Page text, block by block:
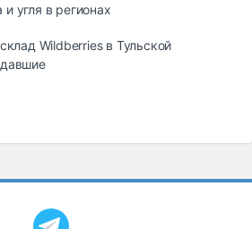
угля в регионах
Wildberries в Тульской